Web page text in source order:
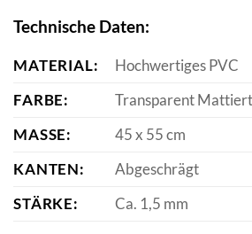
Technische Daten:
MATERIAL:
Hochwertiges PVC
FARBE:
Transparent Mattiert
MASSE:
45 x 55 cm
KANTEN:
Abgeschrägt
STÄRKE:
Ca. 1,5 mm